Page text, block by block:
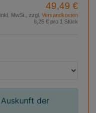
49,49 €
inkl. MwSt., zzgl. Versandkosten
8,25 € pro 1 Stück
der